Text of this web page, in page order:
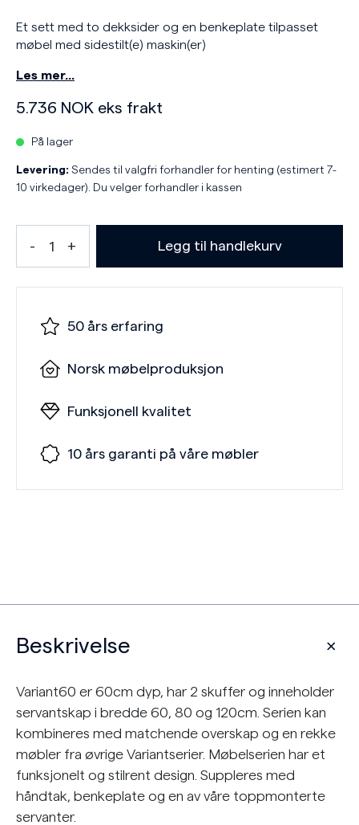
Et sett med to dekksider og en benkeplate tilpasset
møbel med sidestilt(e) maskin(er)
Les mer…
5.736 NOK eks frakt
På lager
Levering: Sendes til valgfri forhandler for henting (estimert 7-
10 virkedager). Du velger forhandler i kassen
Legg til handlekurv
50 års erfaring
Norsk møbelproduksjon
Funksjonell kvalitet
10 års garanti på våre møbler
Beskrivelse
Variant60 er 60cm dyp, har 2 skuffer og inneholder
servantskap i bredde 60, 80 og 120cm. Serien kan
kombineres med matchende overskap og en rekke
møbler fra øvrige Variantserier. Møbelserien har et
funksjonelt og stilrent design. Suppleres med
håndtak, benkeplate og en av våre toppmonterte
servanter.